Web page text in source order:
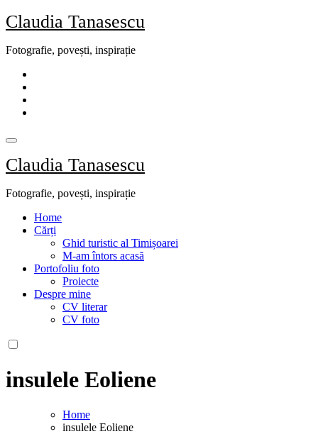
Skip
to
Claudia Tanasescu
Fotografie, povești, inspirație
Claudia Tanasescu
Fotografie, povești, inspirație
Home
Cărți
Ghid turistic al Timișoarei
M-am întors acasă
Portofoliu foto
Proiecte
Despre mine
CV literar
CV foto
insulele Eoliene
Home
insulele Eoliene